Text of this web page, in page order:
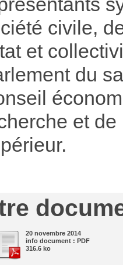
civile,
et
du
et de
20 novembre 2014
info document : PDF
316.6 ko